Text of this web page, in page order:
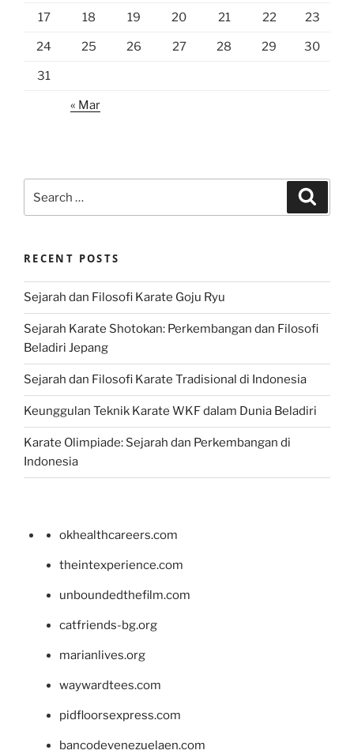
17 18 19 20 21 22 23
24 25 26 27 28 29 30
31
« Mar
for:
RECENT POSTS
Sejarah dan Filosofi Karate Goju Ryu
Sejarah Karate Shotokan: Perkembangan dan Filosofi
Beladiri Jepang
Sejarah dan Filosofi Karate Tradisional di Indonesia
Keunggulan Teknik Karate WKF dalam Dunia Beladiri
Karate Olimpiade: Sejarah dan Perkembangan di
Indonesia
okhealthcareers.com
theintexperience.com
unboundedthefilm.com
catfriends-bg.org
marianlives.org
waywardtees.com
pidfloorsexpress.com
bancodevenezuelaen.com